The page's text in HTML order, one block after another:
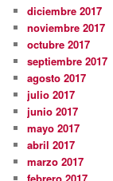
diciembre 2017
noviembre 2017
octubre 2017
septiembre 2017
agosto 2017
julio 2017
junio 2017
mayo 2017
abril 2017
marzo 2017